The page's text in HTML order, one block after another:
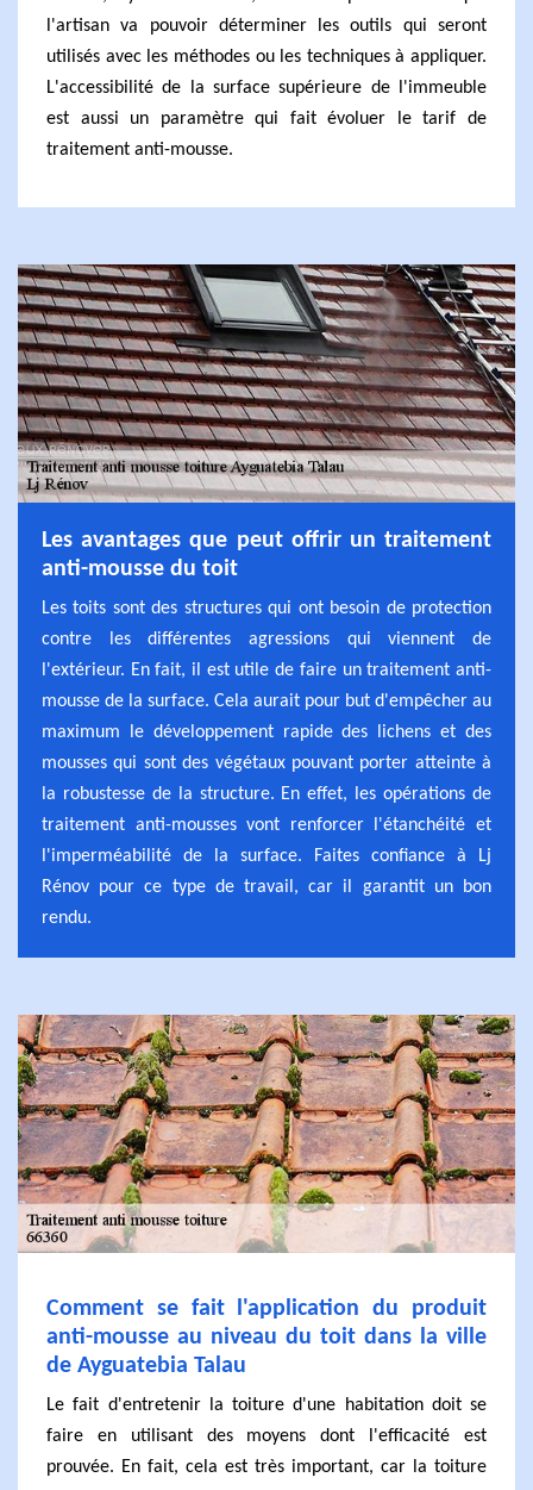
l'artisan va pouvoir déterminer les outils qui seront
utilisés avec les méthodes ou les techniques à appliquer.
L'accessibilité de la surface supérieure de l'immeuble
est aussi un paramètre qui fait évoluer le tarif de
traitement anti-mousse.
Les avantages que peut offrir un traitement
anti-mousse du toit
Les toits sont des structures qui ont besoin de protection
contre les différentes agressions qui viennent de
l'extérieur. En fait, il est utile de faire un traitement anti-
mousse de la surface. Cela aurait pour but d'empêcher au
maximum le développement rapide des lichens et des
mousses qui sont des végétaux pouvant porter atteinte à
la robustesse de la structure. En effet, les opérations de
traitement anti-mousses vont renforcer l'étanchéité et
l'imperméabilité de la surface. Faites confiance à Lj
Rénov pour ce type de travail, car il garantit un bon
rendu.
Comment se fait l'application du produit
anti-mousse au niveau du toit dans la ville
de Ayguatebia Talau
Le fait d'entretenir la toiture d'une habitation doit se
faire en utilisant des moyens dont l'efficacité est
prouvée. En fait, cela est très important, car la toiture